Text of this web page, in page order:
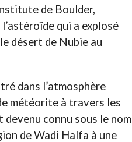
de Boulder,
qui a explosé
désert de Nubie au
dans l’atmosphère
météorite à travers les
connu sous le nom
de Wadi Halfa à une